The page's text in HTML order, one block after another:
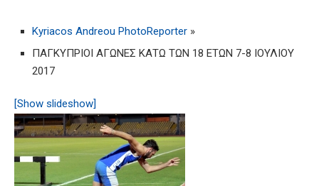
Kyriacos Andreou PhotoReporter »
ΠΑΓΚΥΠΡΙΟΙ ΑΓΩΝΕΣ ΚΑΤΩ ΤΩΝ 18 ΕΤΩΝ 7-8 ΙΟΥΛΙΟΥ
2017
[Show slideshow]